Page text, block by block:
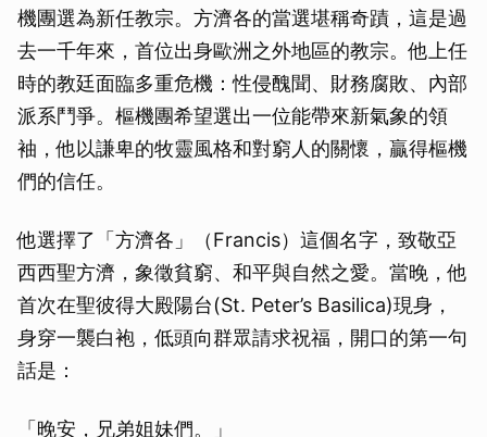
機團選為新任教宗。方濟各的當選堪稱奇蹟，這是過
去一千年來，首位出身歐洲之外地區的教宗。他上任
時的教廷面臨多重危機：性侵醜聞、財務腐敗、內部
派系鬥爭。樞機團希望選出一位能帶來新氣象的領
袖，他以謙卑的牧靈風格和對窮人的關懷，贏得樞機
們的信任。
他選擇了「方濟各」（Francis）這個名字，致敬亞
西西聖方濟，象徵貧窮、和平與自然之愛。當晚，他
首次在聖彼得大殿陽台(St. Peter’s Basilica)現身，
身穿一襲白袍，低頭向群眾請求祝福，開口的第一句
話是：
「晚安，兄弟姐妹們。」